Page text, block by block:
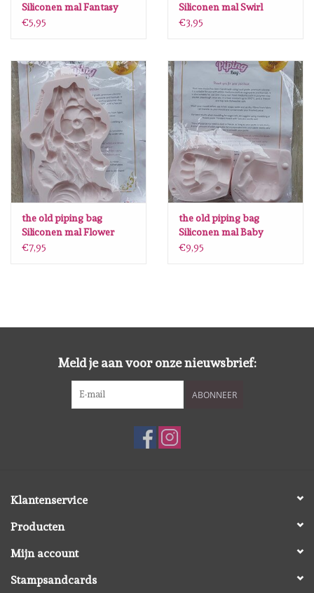
Magnolia
OLO Markers
Impronte D'autore
Uitverkoop
Siliconen mal
Dress My Craft
Uniquely Creative
Kleurboeken
Cadeaubonnen
Siliconen mal Fantasy
Key & Lock S32
€5,95
Siliconen mal Swirl
decoratie S30
€3,95
the old piping bag
Siliconen mal Flower
Plaque S34
€7,95
the old piping bag
Siliconen mal Baby
handen S28
€9,95
Meld je aan voor onze nieuwsbrief:
ABONNEER
Klantenservice
Producten
Mijn account
Stampsandcards